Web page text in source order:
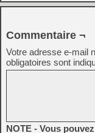
Commentaire ¬
Votre adresse e-mail
obligatoires sont
NOTE - Vous